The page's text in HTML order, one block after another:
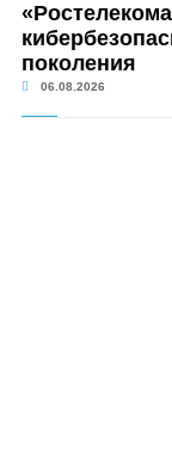
поколения
06.08.2026